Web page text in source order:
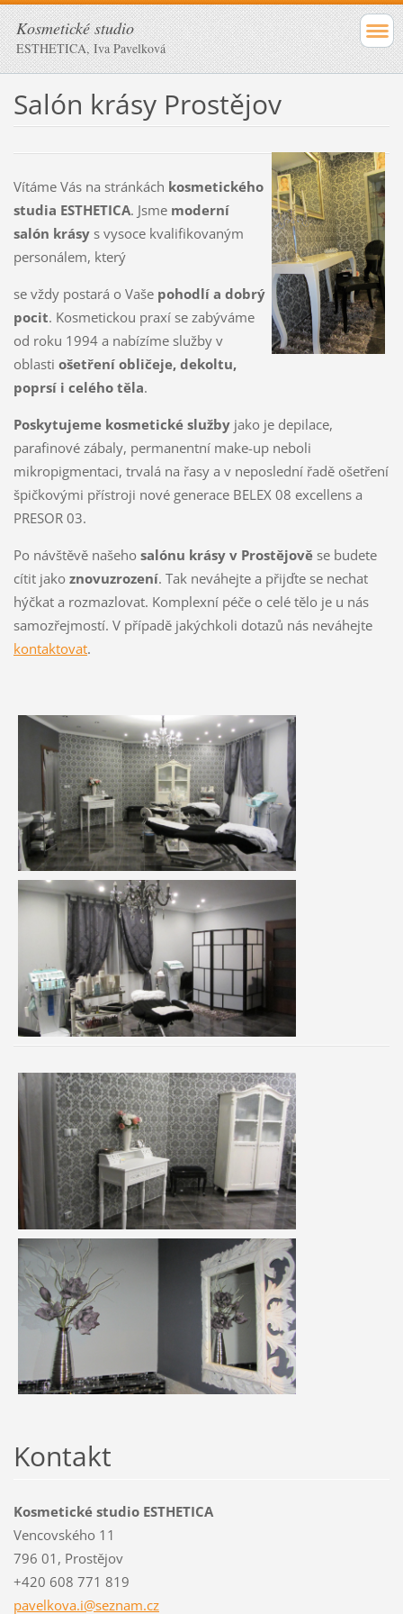
Kosmetické studio
ESTHETICA, Iva Pavelková
Salón krásy Prostějov
Vítáme Vás na stránkách kosmetického
studia ESTHETICA. Jsme moderní
salón krásys vysoce kvalifikovaným
personálem, který
se vždy postará o Vaše pohodlí a dobrý
pocit. Kosmetickou praxí se zabýváme
od roku 1994 a nabízíme služby v
oblasti ošetření obličeje, dekoltu,
poprsí i celého těla.
Poskytujeme kosmetické službyjako je depilace,
parafinové zábaly, permanentní make-up neboli
mikropigmentaci, trvalá na řasy a v neposlední řadě ošetření
špičkovými přístroji nové generace BELEX 08 excellens a
PRESOR 03.
Po návštěvě našeho salónu krásy v Prostějověse budete
cítit jako znovuzrození. Tak neváhejte a přijďte se nechat
hýčkat a rozmazlovat. Komplexní péče o celé tělo je u nás
samozřejmostí. V případě jakýchkoli dotazů nás neváhejte
kontaktovat.
Kontakt
Kosmetické studio ESTHETICA
Vencovského 11
796 01, Prostějov
+420 608 771 819
pavelkova.i@seznam.cz